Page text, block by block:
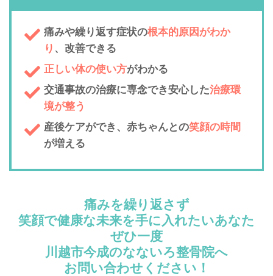
痛みや繰り返す症状の根本的原因がわか
り 、改善できる
正しい体の使い方がわかる
交通事故の治療に専念でき安心した治療環
境が整う
産後ケアができ、赤ちゃんとの笑顔の時間
が増える
痛みを繰り返さず
笑顔で健康な未来を手に入れたいあなた
ぜひ一度
川越市今成のなないろ整骨院へ
お問い合わせください！